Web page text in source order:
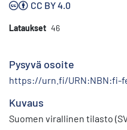
CC BY 4.0
Lataukset 46
Pysyvä osoite
https://urn.fi/URN:NBN:fi-
Kuvaus
Suomen virallinen tilasto